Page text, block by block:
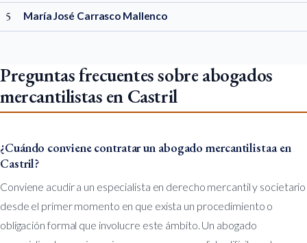
5 María José Carrasco Mallenco
Preguntas frecuentes sobre abogados
mercantilistas en Castril
¿Cuándo conviene contratar un abogado mercantilistaa en
Castril?
Conviene acudir a un especialista en derecho mercantil y societario
desde el primer momento en que exista un procedimiento o
obligación formal que involucre este ámbito. Un abogado